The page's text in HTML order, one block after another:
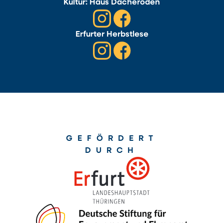
Kultur: Haus Dacheröden
Erfurter Herbstlese
GEFÖRDERT
DURCH